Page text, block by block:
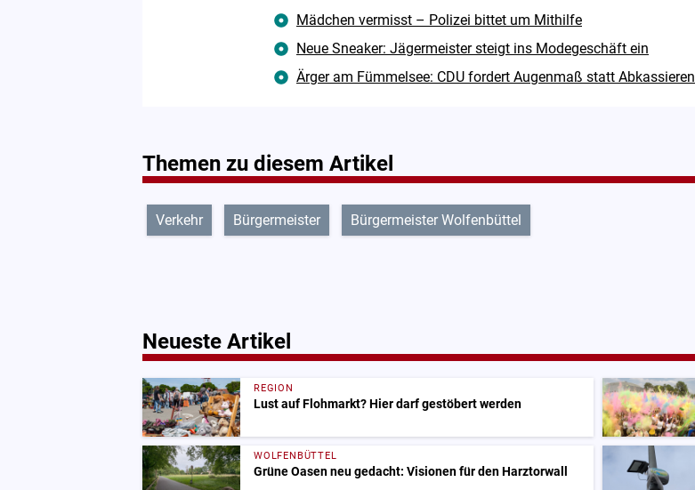
Mädchen vermisst – Polizei bittet um Mithilfe
Neue Sneaker: Jägermeister steigt ins Modegeschäft ein
Ärger am Fümmelsee: CDU fordert Augenmaß statt Abkassieren
Themen zu diesem Artikel
Verkehr Bürgermeister Bürgermeister Wolfenbüttel
Neueste Artikel
REGION
Lust auf Flohmarkt? Hier darf gestöbert werden
WOLFENBÜTTEL
Grüne Oasen neu gedacht: Visionen für den Harztorwall